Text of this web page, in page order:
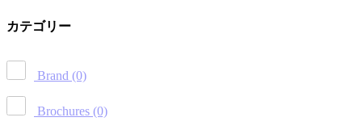
カテゴリー
Brand (0)
Brochures (0)